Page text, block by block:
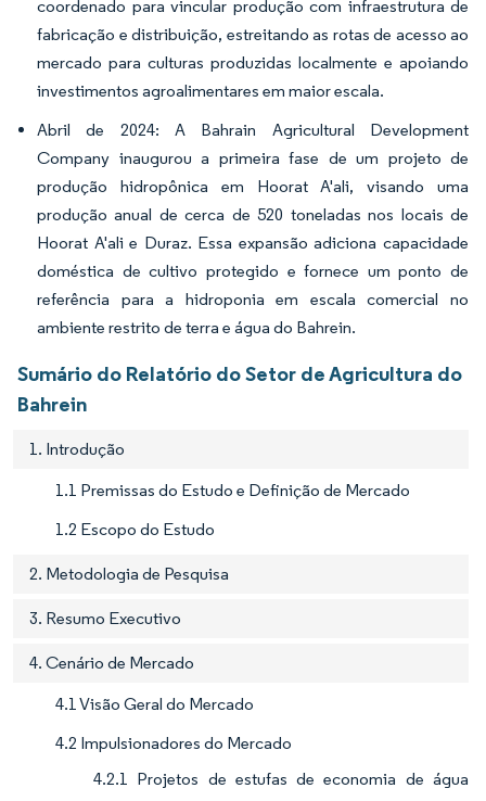
coordenado para vincular produção com infraestrutura de
fabricação e distribuição, estreitando as rotas de acesso ao
mercado para culturas produzidas localmente e apoiando
investimentos agroalimentares em maior escala.
Abril de 2024: A Bahrain Agricultural Development
Company inaugurou a primeira fase de um projeto de
produção hidropônica em Hoorat A'ali, visando uma
produção anual de cerca de 520 toneladas nos locais de
Hoorat A'ali e Duraz. Essa expansão adiciona capacidade
doméstica de cultivo protegido e fornece um ponto de
referência para a hidroponia em escala comercial no
ambiente restrito de terra e água do Bahrein.
Sumário do Relatório do Setor de Agricultura do
Bahrein
1. Introdução
1.1 Premissas do Estudo e Definição de Mercado
1.2 Escopo do Estudo
2. Metodologia de Pesquisa
3. Resumo Executivo
4. Cenário de Mercado
4.1 Visão Geral do Mercado
4.2 Impulsionadores do Mercado
4.2.1 Projetos de estufas de economia de água